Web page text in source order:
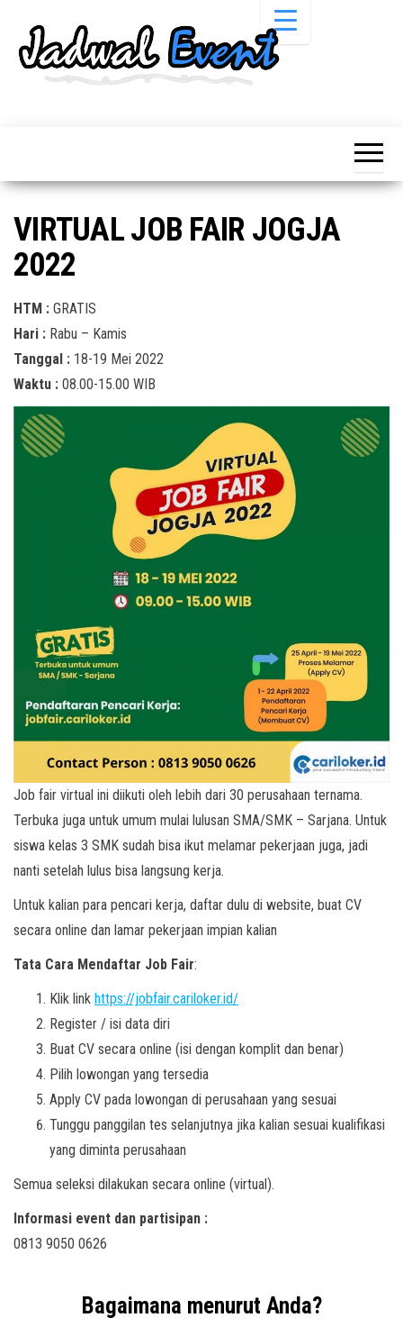
Pameran,
Acara &
Promo
Pameran,
Bazaar,
Workshop,
VIRTUAL JOB FAIR JOGJA
2022
HTM : GRATIS
Hari : Rabu – Kamis
Tanggal : 18-19 Mei 2022
Waktu : 08.00-15.00 WIB
Job fair virtual ini diikuti oleh lebih dari 30 perusahaan ternama.
Terbuka juga untuk umum mulai lulusan SMA/SMK – Sarjana. Untuk
siswa kelas 3 SMK sudah bisa ikut melamar pekerjaan juga, jadi
nanti setelah lulus bisa langsung kerja.
Untuk kalian para pencari kerja, daftar dulu di website, buat CV
secara online dan lamar pekerjaan impian kalian
Tata Cara Mendaftar Job Fair:
Klik link https://jobfair.cariloker.id/
Register / isi data diri
Buat CV secara online (isi dengan komplit dan benar)
Pilih lowongan yang tersedia
Apply CV pada lowongan di perusahaan yang sesuai
Tunggu panggilan tes selanjutnya jika kalian sesuai kualifikasi
yang diminta perusahaan
Semua seleksi dilakukan secara online (virtual).
Informasi event dan partisipan :
0813 9050 0626
Bagaimana menurut Anda?